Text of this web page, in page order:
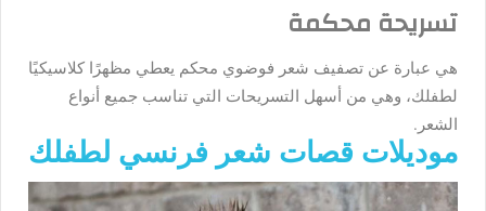
تسريحة محكمة
هي عبارة عن تصفيف شعر فوضوي محكم يعطي مظهرًا كلاسيكيًا
لطفلك، وهي من أسهل التسريحات التي تناسب جميع أنواع
الشعر.
موديلات قصات شعر فرنسي لطفلك